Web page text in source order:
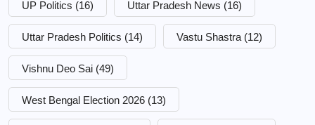
UP Politics (16) Uttar Pradesh News (16)
Uttar Pradesh Politics (14) Vastu Shastra (12)
Vishnu Deo Sai (49)
West Bengal Election 2026 (13)